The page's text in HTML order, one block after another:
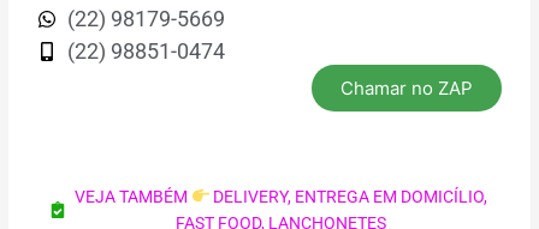
(22) 98179-5669
(22) 98851-0474
Chamar no ZAP
VEJA TAMBÉM DELIVERY, ENTREGA EM DOMICÍLIO,
FAST FOOD, LANCHONETES